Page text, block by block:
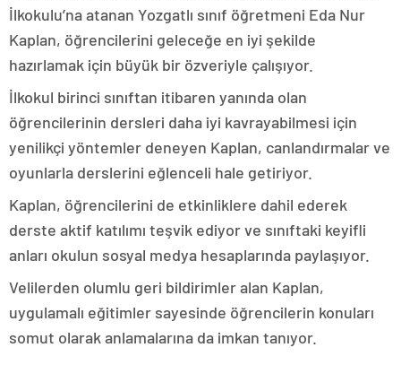
İlkokulu’na atanan Yozgatlı sınıf öğretmeni Eda Nur
Kaplan, öğrencilerini geleceğe en iyi şekilde
hazırlamak için büyük bir özveriyle çalışıyor.
İlkokul birinci sınıftan itibaren yanında olan
öğrencilerinin dersleri daha iyi kavrayabilmesi için
yenilikçi yöntemler deneyen Kaplan, canlandırmalar ve
oyunlarla derslerini eğlenceli hale getiriyor.
Kaplan, öğrencilerini de etkinliklere dahil ederek
derste aktif katılımı teşvik ediyor ve sınıftaki keyifli
anları okulun sosyal medya hesaplarında paylaşıyor.
Velilerden olumlu geri bildirimler alan Kaplan,
uygulamalı eğitimler sayesinde öğrencilerin konuları
somut olarak anlamalarına da imkan tanıyor.